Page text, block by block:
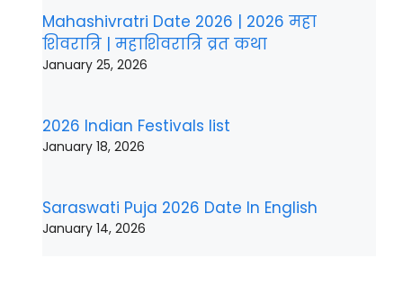
Mahashivratri Date 2026 | 2026 महा
शिवरात्रि | महाशिवरात्रि व्रत कथा
January 25, 2026
2026 Indian Festivals list
January 18, 2026
Saraswati Puja 2026 Date In English
January 14, 2026